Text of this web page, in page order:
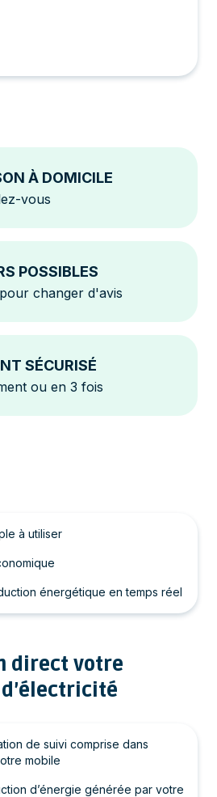
en temps réel: La station
une extension myWatt
votre production
économies.
parfaite pour une production
sans tracas.
À DOMICILE
vous
POSSIBLES
changer d'avis
SÉCURISÉ
ou en 3 fois
à utiliser
énergétique en temps réel
direct votre
de suivi comprise dans
mobile
d’énergie générée par votre